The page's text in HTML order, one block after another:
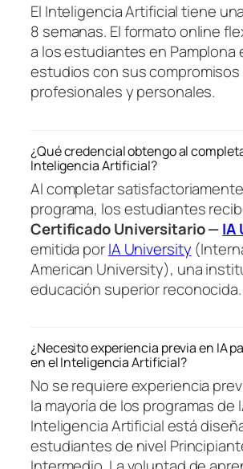
El Inteligencia Artificial tiene
8 semanas. El formato online
a los estudiantes en Pamplona
estudios con sus compromisos
profesionales y personales.
¿Qué credencial obtengo al
Inteligencia Artificial?
Al completar
programa, los estudiantes
Certificado Universitario —IA
emitida porIA University
American University), una
educación superior reconocida.
¿Necesito experiencia previa en IA
en el Inteligencia Artificial?
No se requiere experiencia
la mayoría de los programas de
Inteligencia Artificial está
estudiantes de nivel